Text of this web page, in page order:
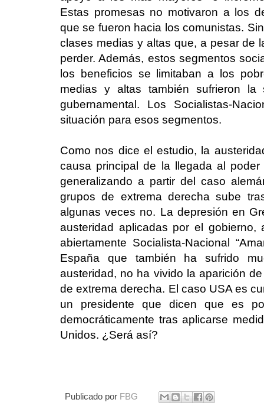
Estas promesas no motivaron a los
que se fueron hacia los comunistas.
clases medias y altas que, a pesar de
perder. Además, estos segmentos
los beneficios se limitaban a los
medias y altas también sufrieron
gubernamental. Los Socialistas-
situación para esos segmentos.
Como nos dice el estudio, la
causa principal de la llegada al
generalizando a partir del caso
grupos de extrema derecha sube
algunas veces no. La depresión en
austeridad aplicadas por el
abiertamente Socialista-Nacional
España que también ha sufrido
austeridad, no ha vivido la aparición
de extrema derecha. El caso USA es
un presidente que dicen que es
democráticamente tras aplicarse
Unidos. ¿Será así?
Publicado por FBG